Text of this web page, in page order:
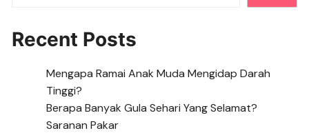
Recent Posts
Mengapa Ramai Anak Muda Mengidap Darah
Tinggi?
Berapa Banyak Gula Sehari Yang Selamat?
Saranan Pakar